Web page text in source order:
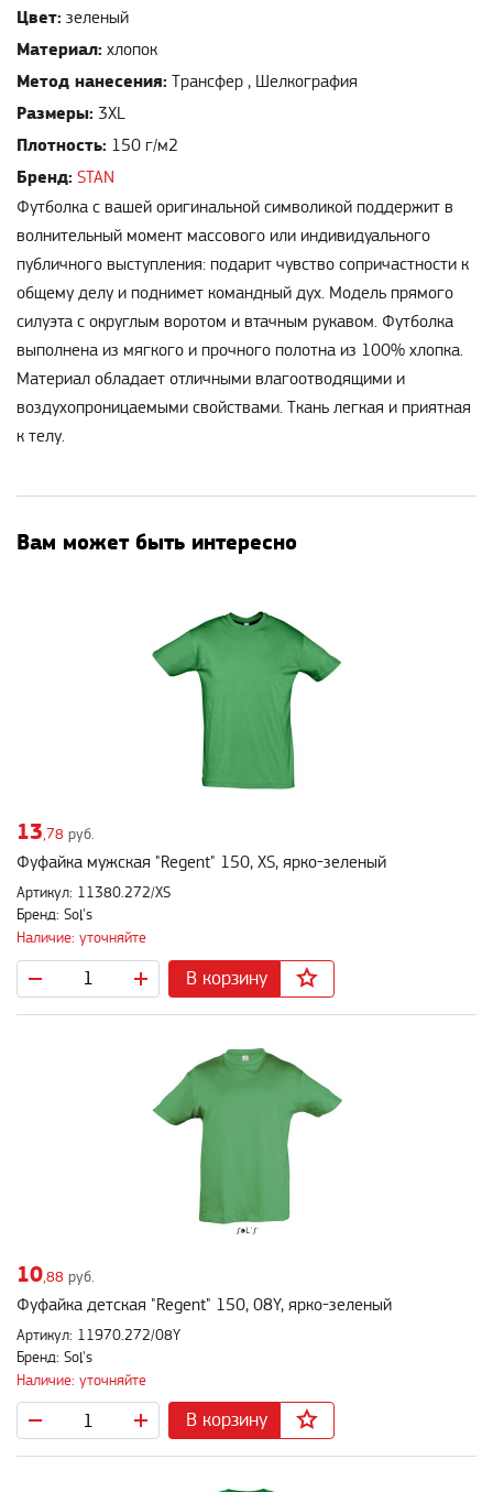
Цвет: зеленый
Материал: хлопок
Метод нанесения: Трансфер , Шелкография
Размеры: 3XL
Плотность: 150 г/м2
Бренд: STAN
Футболка с вашей оригинальной символикой поддержит в
волнительный момент массового или индивидуального
публичного выступления: подарит чувство сопричастности к
общему делу и поднимет командный дух. Модель прямого
силуэта с округлым воротом и втачным рукавом. Футболка
выполнена из мягкого и прочного полотна из 100% хлопка.
Материал обладает отличными влагоотводящими и
воздухопроницаемыми свойствами. Ткань легкая и приятная
к телу.
Вам может быть интересно
13,78 руб.
Фуфайка мужская "Regent" 150, XS, ярко-зеленый
Артикул: 11380.272/XS
Бренд: Sol's
Наличие: уточняйте
В корзину
10 ,88 руб.
Фуфайка детская "Regent" 150, 08Y, ярко-зеленый
Артикул: 11970.272/08Y
Бренд: Sol's
Наличие: уточняйте
В корзину